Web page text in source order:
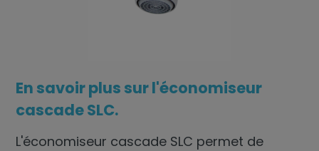
En savoir plus sur l'économiseur
cascade SLC.
L'économiseur cascade SLC permet de